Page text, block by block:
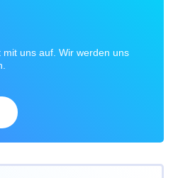
uns auf. Wir werden uns